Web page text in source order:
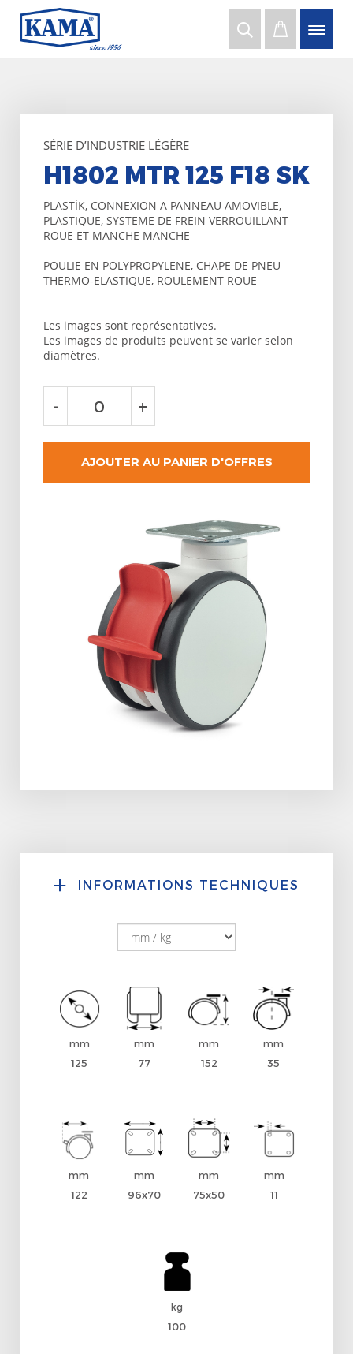
SÉRIE D’INDUSTRIE LÉGÈRE
H1802 MTR 125 F18 SK
PLASTİK, CONNEXION A PANNEAU AMOVIBLE,
PLASTIQUE, SYSTEME DE FREIN VERROUILLANT
ROUE ET MANCHE MANCHE
POULIE EN POLYPROPYLENE, CHAPE DE PNEU
THERMO-ELASTIQUE, ROULEMENT ROUE
Les images sont représentatives.
Les images de produits peuvent se varier selon
diamètres.
- +
AJOUTER AU PANIER D'OFFRES
INFORMATIONS TECHNIQUES
mm
125
mm
77
mm
152
mm
35
mm
122
mm
96x70
mm
75x50
mm
11
kg
100